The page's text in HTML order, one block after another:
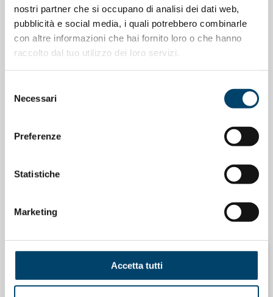
nostri partner che si occupano di analisi dei dati web,
pubblicità e social media, i quali potrebbero combinarle
con altre informazioni che hai fornito loro o che hanno
raccolto dal tuo utilizzo dei loro servizi.
delNecessari
Preferenze
Statistiche
Marketing
Accetta tutti
ONDA PER IL SISTEMA SANITARIO ONDA PER LE DONNE
15 Apr 2026
ONDA PER LE DONNE